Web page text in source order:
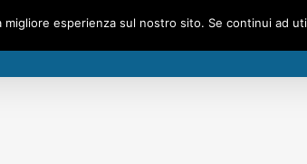
esperienza sul nostro sito. Se continui ad